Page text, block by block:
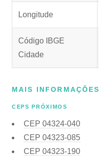
Longitude
Código IBGE
Cidade
MAIS INFORMAÇÕES
CEPS PRÓXIMOS
CEP 04324-040
CEP 04323-085
CEP 04323-190